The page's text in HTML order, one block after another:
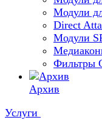
Модули
Direct
Модули
Фильтры
Архив
Услуги